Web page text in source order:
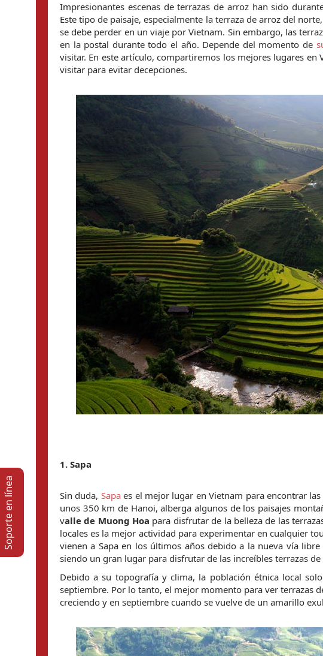
Impresionantes escenas de terrazas de arroz han sido
Este tipo de paisaje, especialmente la terraza de arroz del
se debe perder en un viaje por Vietnam. Sin embargo, las
en la postal durante todo el año. Depende del momento de
visitar. En este artículo, compartiremos los mejores lugares
visitar para evitar decepciones.
1. Sapa
Sin duda, Sapa es el mejor lugar en Vietnam para encontrar
unos 350 km de Hanoi, alberga algunos de los paisajes
valle de Muong Hoa para disfrutar de la belleza de las
locales es la mejor actividad para experimentar en cualquier
vienen a Sapa en los últimos años debido a la nueva vía
siendo un gran lugar para disfrutar de las increíbles terrazas de
Debido a su topografía y clima, la población étnica local
septiembre. Por lo tanto, el mejor momento para ver terrazas
creciendo y en septiembre cuando se vuelve de un amarillo
Soporte en lí­nea